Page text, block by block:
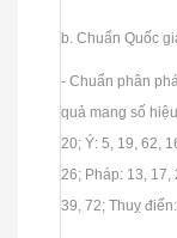
b. Chuẩn Quốc
- Chuẩn phân
quả mang số
20; Ý: 5, 19, 62,
26; Pháp: 13, 17,
39, 72; Thuỵ